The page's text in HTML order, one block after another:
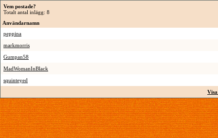
Vem postade?
Totalt antal inlägg: 8
Användarnamn
peppina
markmorris
Gumpan58
MadWomanInBlack
squinteyed